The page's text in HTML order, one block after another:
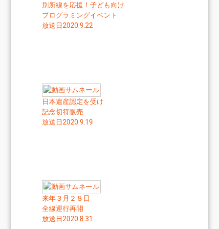
別所線を応援！子ども向け
プログラミングイベント
放送日2020.9.22
日本遺産認定を受け
記念切符販売
放送日2020.9.19
来年３月２８日
全線運行再開
放送日2020.8.31